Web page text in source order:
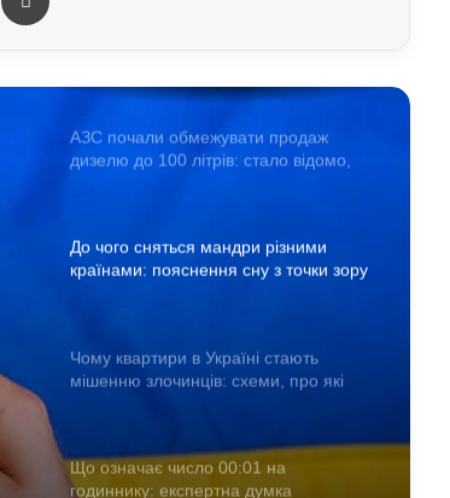
До чого сняться мандри різними
країнами: пояснення сну з точки зору
Чому квартири в Україні стають
мішенню злочинців: схеми, про які
Що означає число 00:01 на
годиннику: експертна думка
Найкращі місця для відпочинку в
Україні наприкінці липня та на